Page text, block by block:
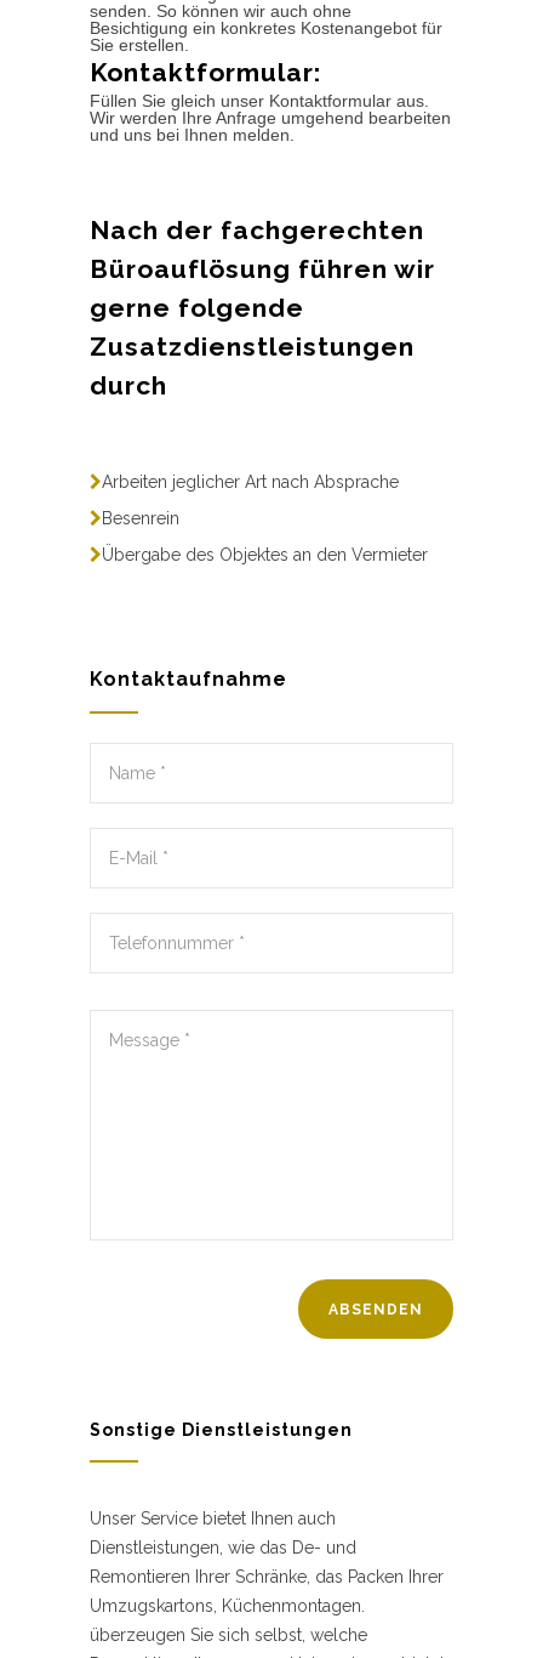
senden. So können wir auch ohne
Besichtigung ein konkretes Kostenangebot für
Sie erstellen.
Kontaktformular:
Füllen Sie gleich unser Kontaktformular aus.
Wir werden Ihre Anfrage umgehend bearbeiten
und uns bei Ihnen melden.
Nach der fachgerechten
Büroauflösung führen wir
gerne folgende
Zusatzdienstleistungen
durch
Arbeiten jeglicher Art nach Absprache
Besenrein
Übergabe des Objektes an den Vermieter
Kontaktaufnahme
Sonstige Dienstleistungen
Unser Service bietet Ihnen auch
Dienstleistungen, wie das De- und
Remontieren Ihrer Schränke, das Packen Ihrer
Umzugskartons, Küchenmontagen.
überzeugen Sie sich selbst, welche